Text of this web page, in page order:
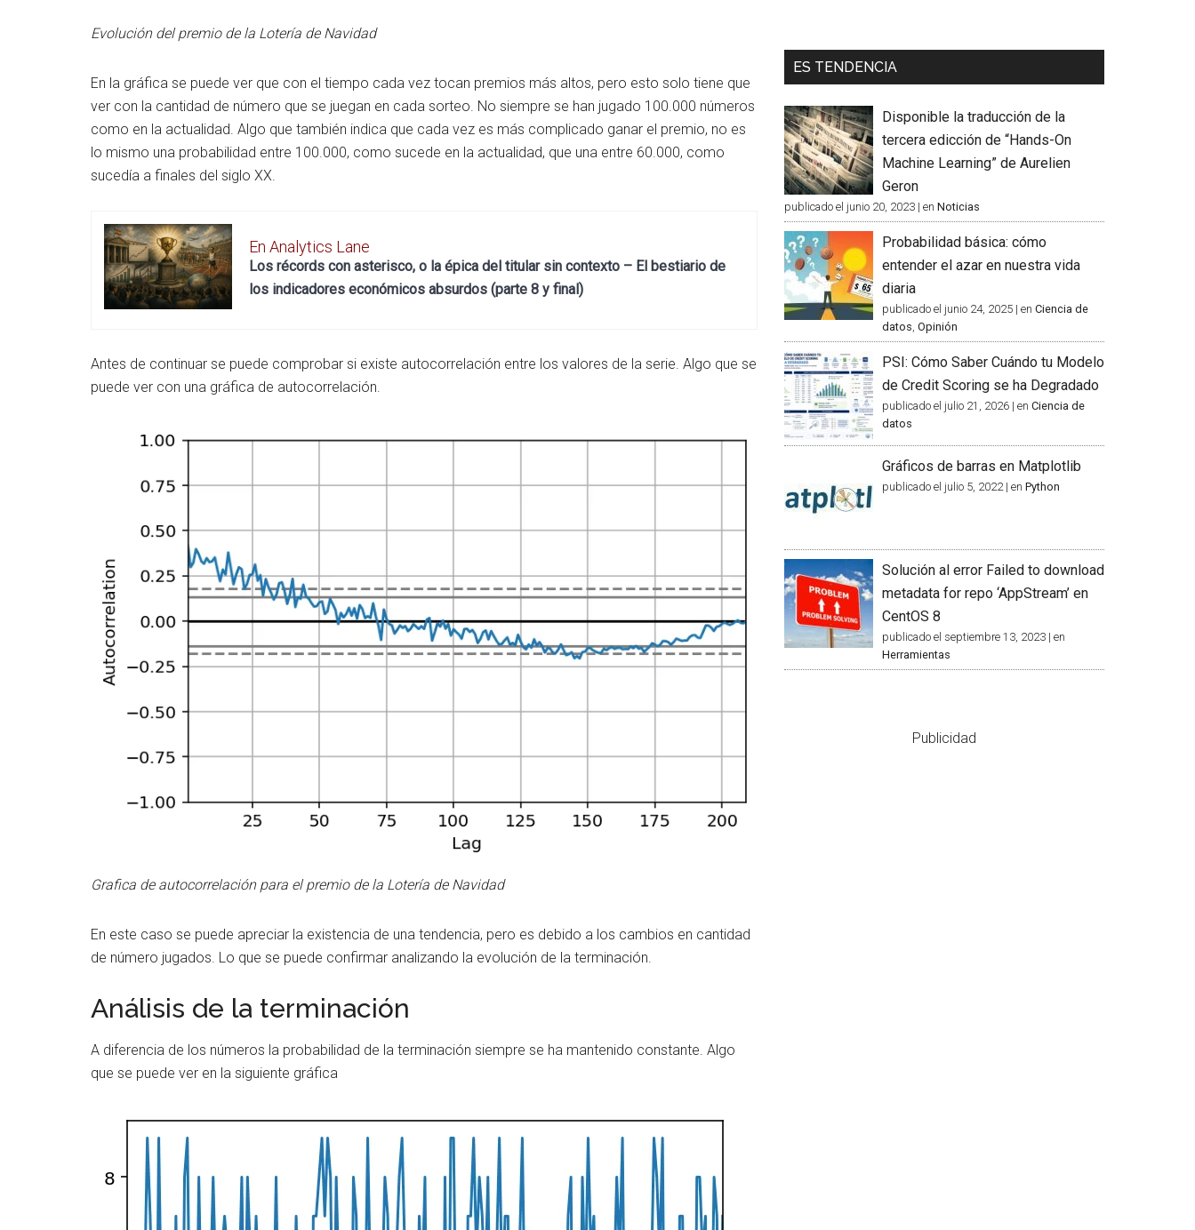
Evolución del premio de la Lotería de Navidad
En la gráfica se puede ver que con el tiempo cada vez tocan premios más altos, pero esto solo tiene que
ver con la cantidad de número que se juegan en cada sorteo. No siempre se han jugado 100.000 números
como en la actualidad. Algo que también indica que cada vez es más complicado ganar el premio, no es
lo mismo una probabilidad entre 100.000, como sucede en la actualidad, que una entre 60.000, como
sucedía a finales del siglo XX.
En Analytics Lane
Los récords con asterisco, o la épica del titular sin contexto – El bestiario de
los indicadores económicos absurdos (parte 8 y final)
Antes de continuar se puede comprobar si existe autocorrelación entre los valores de la serie. Algo que se
puede ver con una gráfica de autocorrelación.
Grafica de autocorrelación para el premio de la Lotería de Navidad
En este caso se puede apreciar la existencia de una tendencia, pero es debido a los cambios en cantidad
de número jugados. Lo que se puede confirmar analizando la evolución de la terminación.
Análisis de la terminación
A diferencia de los números la probabilidad de la terminación siempre se ha mantenido constante. Algo
que se puede ver en la siguiente gráfica
ES TENDENCIA
Disponible la traducción de la
tercera edicción de “Hands-On
Machine Learning” de Aurelien
Geron
publicado el junio 20, 2023 | en Noticias
Probabilidad básica: cómo
entender el azar en nuestra vida
diaria
publicado el junio 24, 2025 | en Ciencia de
datos, Opinión
PSI: Cómo Saber Cuándo tu Modelo
de Credit Scoring se ha Degradado
publicado el julio 21, 2026 | en Ciencia de
datos
Gráficos de barras en Matplotlib
publicado el julio 5, 2022| en Python
Solución al error Failed to download
metadata for repo ‘AppStream’ en
CentOS 8
publicado el septiembre 13, 2023 | en
Herramientas
Publicidad